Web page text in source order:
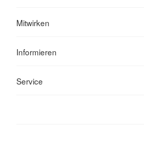
Mitwirken
Informieren
Service